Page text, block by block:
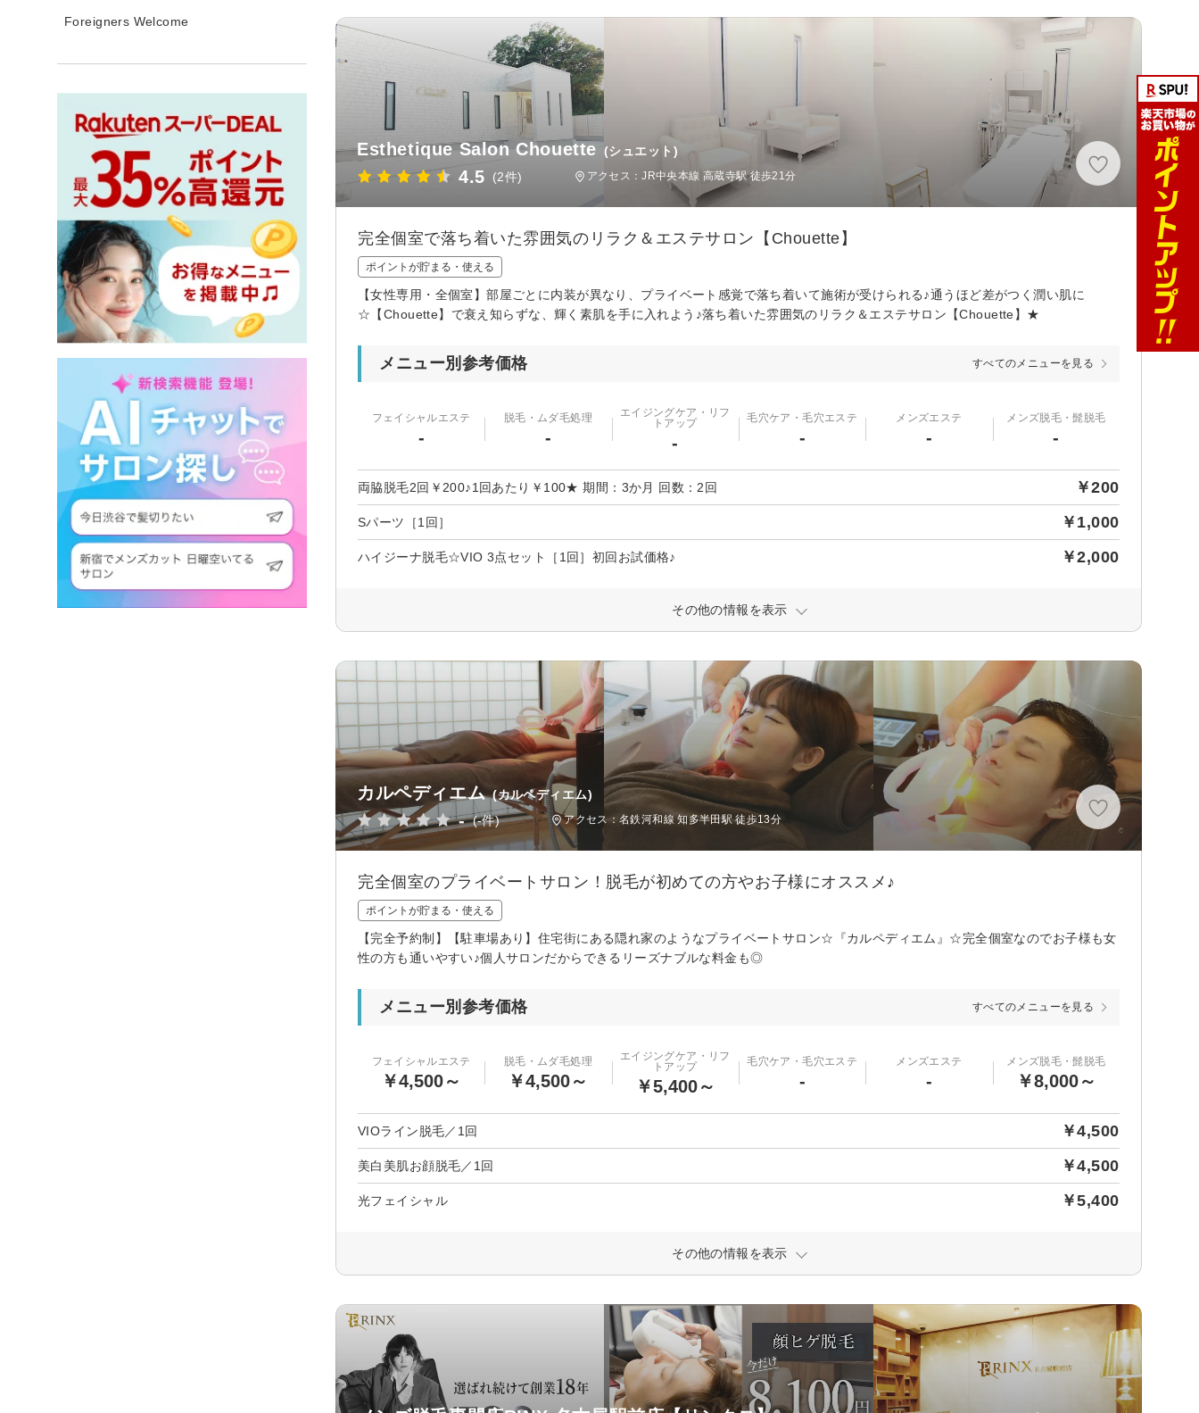
Esthetique Salon Chouette (シュエット)
4.5 (2件) アクセス：JR中央本線 高蔵寺駅 徒歩21分
完全個室で落ち着いた雰囲気のリラク＆エステサロン【Chouette】
ポイントが貯まる・使える
【女性専用・全個室】部屋ごとに内装が異なり、プライベート感覚で落ち着いて施術が受けられる♪通うほど差がつく潤い肌に
☆【Chouette】で衰え知らずな、輝く素肌を手に入れよう♪落ち着いた雰囲気のリラク＆エステサロン【Chouette】★
メニュー別参考価格 すべてのメニューを見る
フェイシャルエステ
-
脱毛・ムダ毛処理
-
エイジングケア・リフ
トアップ
-
毛穴ケア・毛穴エステ
-
メンズエステ
-
メンズ脱毛・髭脱毛
-
両脇脱毛2回￥200♪1回あたり￥100★ 期間：3か月 回数：2回 ￥200
Sパーツ［1回］ ￥1,000
ハイジーナ脱毛☆VIO 3点セット［1回］初回お試価格♪ ￥2,000
その他の情報を表示
カルペディエム (カルペディエム)
- (-件) アクセス：名鉄河和線 知多半田駅 徒歩13分
完全個室のプライベートサロン！脱毛が初めての方やお子様にオススメ♪
ポイントが貯まる・使える
【完全予約制】【駐車場あり】住宅街にある隠れ家のようなプライベートサロン☆『カルペディエム』☆完全個室なのでお子様も女
性の方も通いやすい♪個人サロンだからできるリーズナブルな料金も◎
メニュー別参考価格 すべてのメニューを見る
フェイシャルエステ
￥4,500～
脱毛・ムダ毛処理
￥4,500～
エイジングケア・リフ
トアップ
￥5,400～
毛穴ケア・毛穴エステ
-
メンズエステ
-
メンズ脱毛・髭脱毛
￥8,000～
VIOライン脱毛／1回 ￥4,500
美白美肌お顔脱毛／1回 ￥4,500
光フェイシャル ￥5,400
その他の情報を表示
Foreigners Welcome